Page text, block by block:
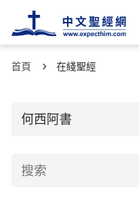
首頁 在綫聖經
何西阿書
舊約聖經
創世記
申命記